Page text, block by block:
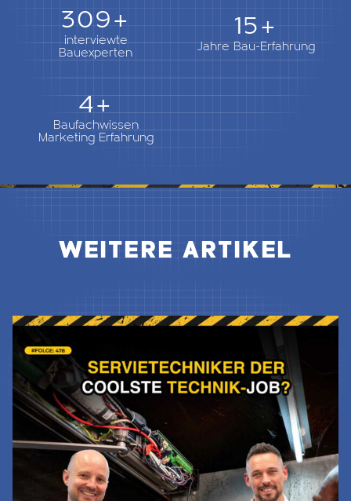
362+
interviewte
Bauexperten
18+
Jahre Bau-Erfahrung
5+
Baufachwissen
Marketing Erfahrung
WEITERE ARTIKEL
Jetzt Lesen & Hören